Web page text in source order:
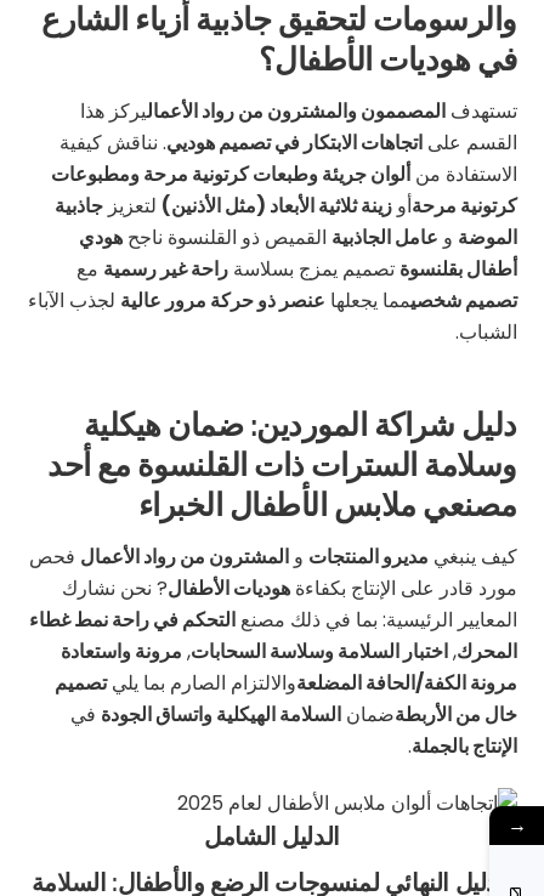
والرسومات لتحقيق جاذبية أزياء الشارع
في هوديات الأطفال؟
تستهدفالمصممون والمشترون من رواد الأعماليركز هذا
القسم علىاتجاهات الابتكار في تصميم هوديي. نناقش كيفية
الاستفادة منألوان جريئة وطبعات كرتونية مرحة ومطبوعات
كرتونية مرحةأوزينة ثلاثية الأبعاد (مثل الأذنين) لتعزيزجاذبية
الموضة و عامل الجاذبية القميص ذو القلنسوة ناجحهودي
أطفال بقلنسوة تصميم يمزج بسلاسةراحة غير رسمية مع
تصميم شخصيمما يجعلها عنصر ذو حركة مرور عالية لجذب الآباء
الشباب.
دليل شراكة الموردين: ضمان هيكلية
وسلامة السترات ذات القلنسوة مع أحد
مصنعي ملابس الأطفال الخبراء
كيف ينبغي مديرو المنتجات والمشترون من رواد الأعمال فحص
مورد قادر على الإنتاج بكفاءةهوديات الأطفال? نحن نشارك
المعايير الرئيسية: بما في ذلك مصنعالتحكم في راحة نمط غطاء
المحرك,اختبار السلامة وسلاسة السحابات, مرونة واستعادة
مرونة الكفة/الحافة المضلعةوالالتزام الصارم بما يليتصميم
خال من الأربطةضمانالسلامة الهيكلية واتساق الجودة في
الإنتاج بالجملة.
الدليل الشامل
الدليل النهائي لمنسوجات الرضع والأطفال: السلامة
→